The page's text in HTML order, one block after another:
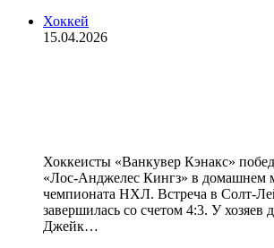
Хоккей
15.04.2026
Хоккеисты «Ванкувер Кэнакс»
«Лос‑Анджелес Кингз» в домашнем
чемпионата НХЛ. Встреча в
завершилась со счетом 4:3. У хозяев
Джейк…